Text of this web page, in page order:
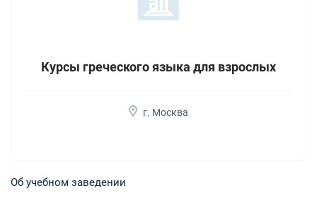
Курсы греческого языка для взрослых
г. Москва
Об учебном заведении